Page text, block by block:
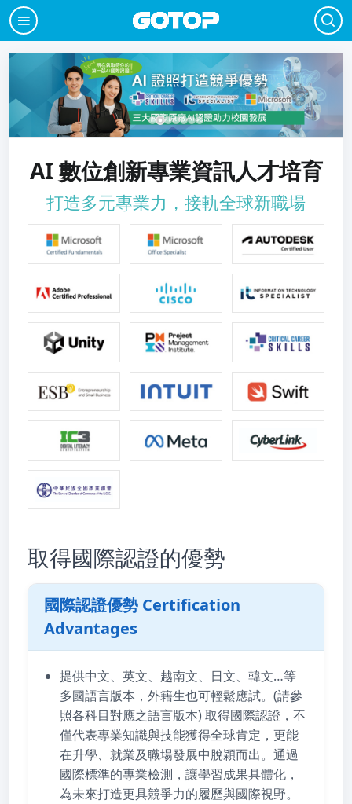
AI 數位創新專業資訊人才培育
打造多元專業力，接軌全球新職場
取得國際認證的優勢
國際認證優勢 Certification
Advantages
提供中文、英文、越南文、日文、韓文…等
多國語言版本，外籍生也可輕鬆應試。(請參
照各科目對應之語言版本) 取得國際認證，不
僅代表專業知識與技能獲得全球肯定，更能
在升學、就業及職場發展中脫穎而出。通過
國際標準的專業檢測，讓學習成果具體化，
為未來打造更具競爭力的履歷與國際視野。